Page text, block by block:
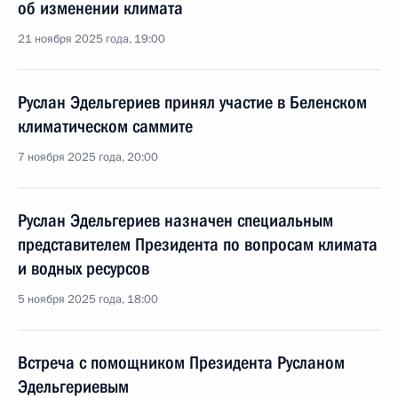
об изменении климата
21 ноября 2025 года, 19:00
Руслан Эдельгериев принял участие в Беленском
климатическом саммите
7 ноября 2025 года, 20:00
Руслан Эдельгериев назначен специальным
представителем Президента по вопросам климата
и водных ресурсов
5 ноября 2025 года, 18:00
Встреча с помощником Президента Русланом
Эдельгериевым